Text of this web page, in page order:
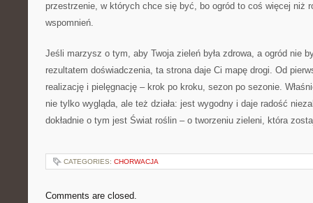
przestrzenie, w których chce się być, bo ogród to coś więcej niż
wspomnień.
Jeśli marzysz o tym, aby Twoja zieleń była zdrowa, a ogród nie
rezultatem doświadczenia, ta strona daje Ci mapę drogi. Od
realizację i pielęgnację – krok po kroku, sezon po sezonie.
nie tylko wygląda, ale też działa: jest wygodny i daje radość
dokładnie o tym jest Świat roślin – o tworzeniu zieleni, która
CATEGORIES: CHORWACJA
Comments are closed.